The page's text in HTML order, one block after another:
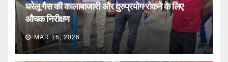
घरेलू गैस की कालाबाजारी और दुरुप्रयोग रोकने के लिए
औचक निरीक्षण
MAR 16, 2026